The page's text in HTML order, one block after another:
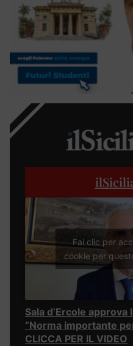
Fai clic per
cookie per
Sala d’Ercole
“Norma importante
CLICCA PER IL VIDEO